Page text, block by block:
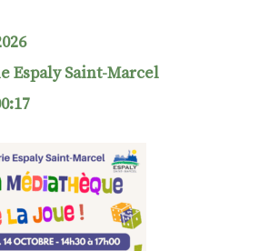
S'ABONNER
À LA NEWSLETTER
FACEBOOK LINKEDINYOUTUBE
Espaly Saint-Marcel